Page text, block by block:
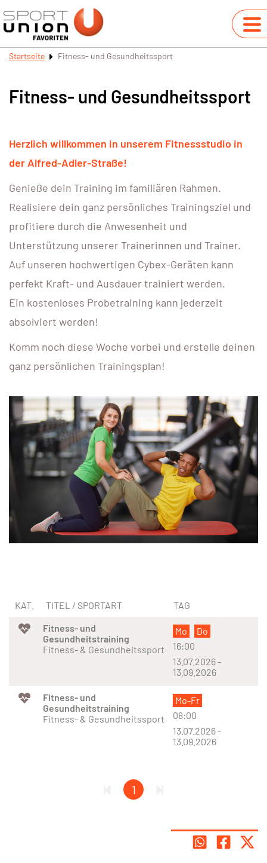
Startseite Fitness- und Gesundheitssport
Fitness- und Gesundheitssport
Herzlich willkommen in unserem Fitnessstudio in
der Alfred-Adler-Straße!
Genieße dein Training im familiären Rahmen.
Realisiere dein ganz persönliches Trainingsziel und
profitiere durch die Anwesenheit und
Unterstützung unserer Trainerinnen und Trainer.
Auf unseren hochwertigen Cybex-Geräten kann
perfekt Kraft- und Ausdauer trainiert werden.
Ein kostenloses Probetraining kann jederzeit
absolviert werden!
Komm noch diese Woche vorbei und erstelle deinen
ganz persönlichen Trainingsplan!
KAT. TITEL / SPORTART
TAG
Fitness- und
Gesundheitstraining
Fitness- & Gesundheitssport
Mo
Do
16:00
13.07.2026 -
13.09.2026
Fitness- und
Gesundheitstraining
Fitness- & Gesundheitssport
Mo-Fr
08:00
13.07.2026 -
13.09.2026
1